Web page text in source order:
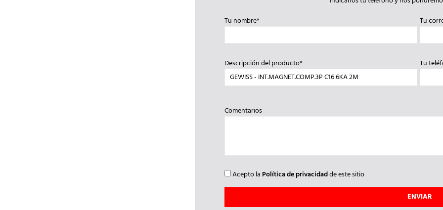
Tu nombre*
Tu
Descripción del producto* Tu
Comentarios
Acepto la Política de privacidadde este sitio